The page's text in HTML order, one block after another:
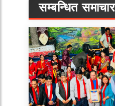
सम्बन्धित समाचार